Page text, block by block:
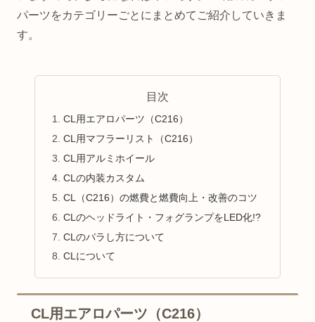
パーツをカテゴリーごとにまとめてご紹介していきま
す。
目次
CL用エアロパーツ（C216）
CL用マフラーリスト（C216）
CL用アルミホイール
CLの内装カスタム
CL（C216）の燃費と燃費向上・改善のコツ
CLのヘッドライト・フォグランプをLED化!?
CLのバラし方について
CLについて
CL用エアロパーツ（C216）